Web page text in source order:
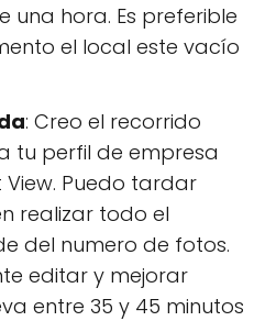
una hora. Es preferible
el local este vacío
: Creo el recorrido
tu perfil de empresa
View. Puedo tardar
realizar todo el
del numero de fotos.
editar y mejorar
entre 35 y 45 minutos